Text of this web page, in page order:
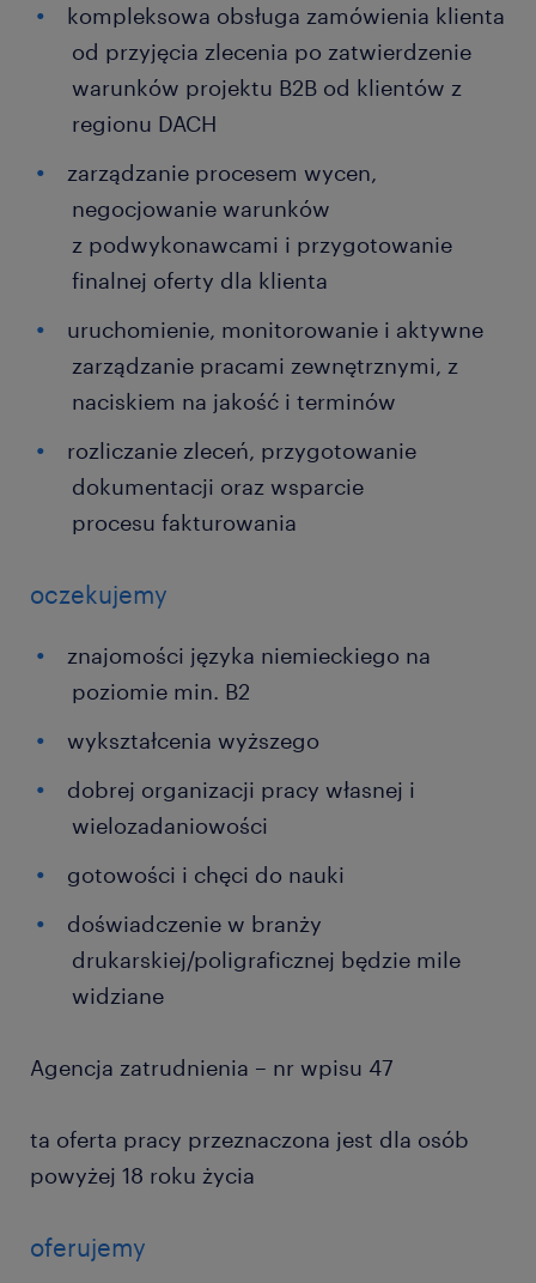
kompleksowa obsługa zamówienia klienta
od przyjęcia zlecenia po zatwierdzenie
warunków projektu B2B od klientów z
regionu DACH
zarządzanie procesem wycen,
negocjowanie warunków
z podwykonawcami i przygotowanie
finalnej oferty dla klienta
uruchomienie, monitorowanie i aktywne
zarządzanie pracami zewnętrznymi, z
naciskiem na jakość i terminów
rozliczanie zleceń, przygotowanie
dokumentacji oraz wsparcie
procesu fakturowania
oczekujemy
znajomości języka niemieckiego na
poziomie min. B2
wykształcenia wyższego
dobrej organizacji pracy własnej i
wielozadaniowości
gotowości i chęci do nauki
doświadczenie w branży
drukarskiej/poligraficznej będzie mile
widziane
Agencja zatrudnienia – nr wpisu 47
ta oferta pracy przeznaczona jest dla osób
powyżej 18 roku życia
oferujemy